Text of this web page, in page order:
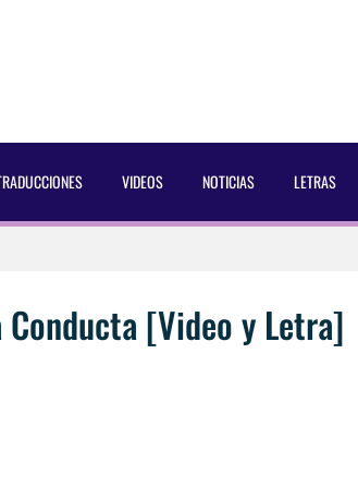
VIDEOS NOTICIAS LETRAS
Magazine [2025]
[2025]
Conducta [Video y Letra]